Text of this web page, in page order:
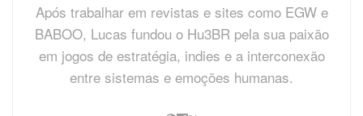
Após trabalhar em revistas e sites como EGW e
BABOO, Lucas fundou o Hu3BR pela sua paixão
em jogos de estratégia, indies e a interconexão
entre sistemas e emoções humanas.